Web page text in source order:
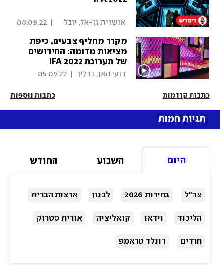
08.09.22
מקרר מחליף צבעים, כיפת
מציאות מדומה: החידושים
של תערוכת IFA 2022
רועי האן, ברלין 05.09.22
כתבות קודמות כתבות נוספות
תגיות חמות
היום השבוע החודש
צה"ל בחירות 2026 לבנון ארצות הברית
הליכוד וידאו קואליציה אורית סטרוק
חרדים דונלד טראמפ